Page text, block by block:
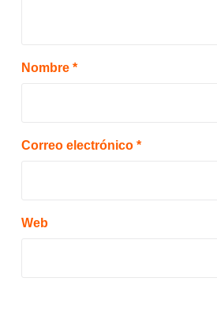
Nombre *
Correo electrónico *
Web